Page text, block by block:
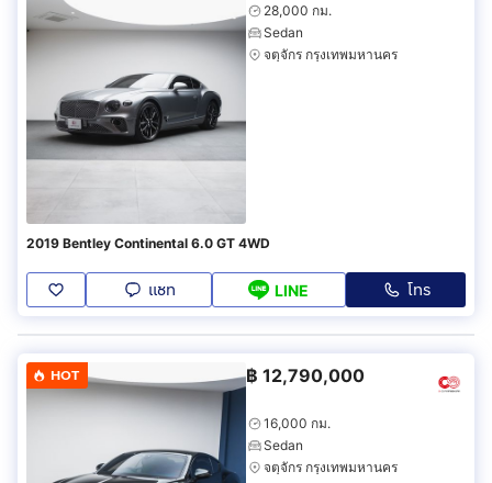
28,000 กม.
Sedan
จตุจักร กรุงเทพมหานคร
2019 Bentley Continental 6.0 GT 4WD
แชท LINE โทร
HOT ฿ 12,790,000
16,000 กม.
Sedan
จตุจักร กรุงเทพมหานคร